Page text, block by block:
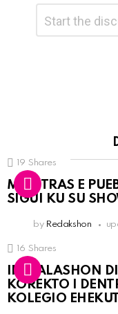
Reply
19 Shares
MIENTRAS E
SIGUI KU SU
by Redakshon
16 Shares
INSTALASHON
KOREKTO I
KOLEGIO